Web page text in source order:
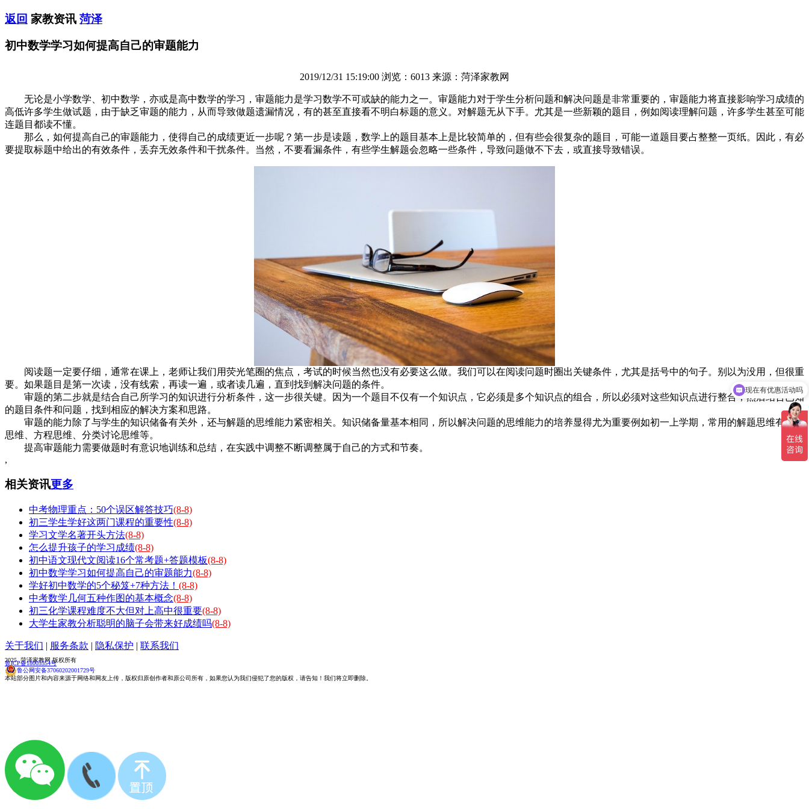
返回 家教资讯 菏泽
初中数学学习如何提高自己的审题能力
2019/12/31 15:19:00 浏览：6013 来源：菏泽家教网
无论是小学数学、初中数学，亦或是高中数学的学习，审题能力是学习数学不可或缺的能力之一。审题能力对于学生分析问题和解决问题是非常重要的，审题能力将直接影响学习成绩的
高低许多学生做试题，由于缺乏审题的能力，从而导致做题遗漏情况，有的甚至直接看不明白标题的意义。对解题无从下手。尤其是一些新颖的题目，例如阅读理解问题，许多学生甚至可能
连题目都读不懂。
那么，如何提高自己的审题能力，使得自己的成绩更近一步呢？第一步是读题，数学上的题目基本上是比较简单的，但有些会很复杂的题目，可能一道题目要占整整一页纸。因此，有必
要提取标题中给出的有效条件，丢弃无效条件和干扰条件。当然，不要看漏条件，有些学生解题会忽略一些条件，导致问题做不下去，或直接导致错误。
阅读题一定要仔细，通常在课上，老师让我们用荧光笔圈的焦点，考试的时候当然也没有必要这么做。我们可以在阅读问题时圈出关键条件，尤其是括号中的句子。别以为没用，但很重
要。如果题目是第一次读，没有线索，再读一遍，或者读几遍，直到找到解决问题的条件。
审题的第二步就是结合自己所学习的知识进行分析条件，这一步很关键。因为一个题目不仅有一个知识点，它必须是多个知识点的组合，所以必须对这些知识点进行整合，然后结合已知
的题目条件和问题，找到相应的解决方案和思路。
审题的能力除了与学生的知识储备有关外，还与解题的思维能力紧密相关。知识储备量基本相同，所以解决问题的思维能力的培养显得尤为重要例如初一上学期，常用的解题思维有整体
思维、方程思维、分类讨论思维等。
提高审题能力需要做题时有意识地训练和总结，在实践中调整不断调整属于自己的方式和节奏。
,
相关资讯更多
中考物理重点：50个误区解答技巧(8-8)
初三学生学好这两门课程的重要性(8-8)
学习文学名著开头方法(8-8)
怎么提升孩子的学习成绩(8-8)
初中语文现代文阅读16个常考题+答题模板(8-8)
初中数学学习如何提高自己的审题能力(8-8)
学好初中数学的5个秘笈+7种方法！ (8-8)
中考数学几何五种作图的基本概念(8-8)
初三化学课程难度不大但对上高中很重要(8-8)
大学生家教分析聪明的脑子会带来好成绩吗(8-8)
关于我们 | 服务条款 | 隐私保护 | 联系我们
2025 菏泽家教网 版权所有
鲁ICP备18005554号
鲁公网安备37060202001729号
本站部分图片和内容来源于网络和网友上传，版权归原创作者和原公司所有，如果您认为我们侵犯了您的版权，请告知！我们将立即删除。
可以介绍下你们的产品么
现在有优惠活动吗